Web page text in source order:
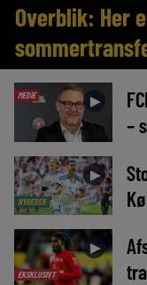
Overblik: Her
MEDIE ►
–
NYHEDER
►
EKSKLUSIVT
►